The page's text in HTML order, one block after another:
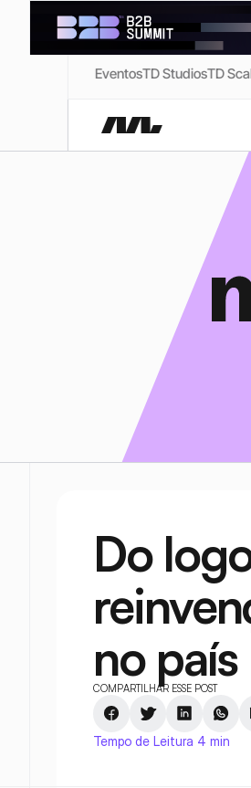
EventosTD StudiosTD
Do
no país
COMPARTILHAR ESSE POST
Tempo de Leitura 4 min